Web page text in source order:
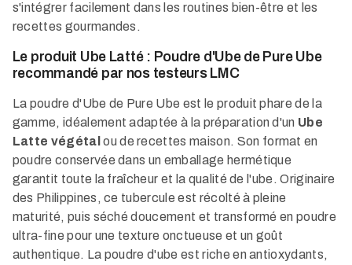
s'intégrer facilement dans les routines bien-être et les
recettes gourmandes.​
Le produit Ube Latté : Poudre d'Ube de Pure Ube
recommandé par nos testeurs LMC
La poudre d'Ube de Pure Ube est le produit phare de la
gamme, idéalement adaptée à la préparation d'un Ube
Latte végétal ou de recettes maison. Son format en
poudre conservée dans un emballage hermétique
garantit toute la fraîcheur et la qualité de l'ube. Originaire
des Philippines, ce tubercule est récolté à pleine
maturité, puis séché doucement et transformé en poudre
ultra-fine pour une texture onctueuse et un goût
authentique. La poudre d'ube est riche en antioxydants,